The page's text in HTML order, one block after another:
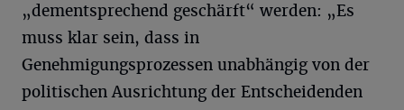
„dementsprechend geschärft“ werden: „Es
muss klar sein, dass in
Genehmigungsprozessen unabhängig von der
politischen Ausrichtung der Entscheidenden